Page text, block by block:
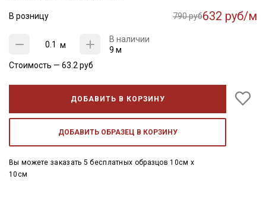
В розницу 790 руб632 руб/м
м
В наличии
9 м
Стоимость — 63.2 руб
ДОБАВИТЬ В КОРЗИНУ
ДОБАВИТЬ ОБРАЗЕЦ В КОРЗИНУ
Вы можете заказать 5 бесплатных образцов 10см x
10см